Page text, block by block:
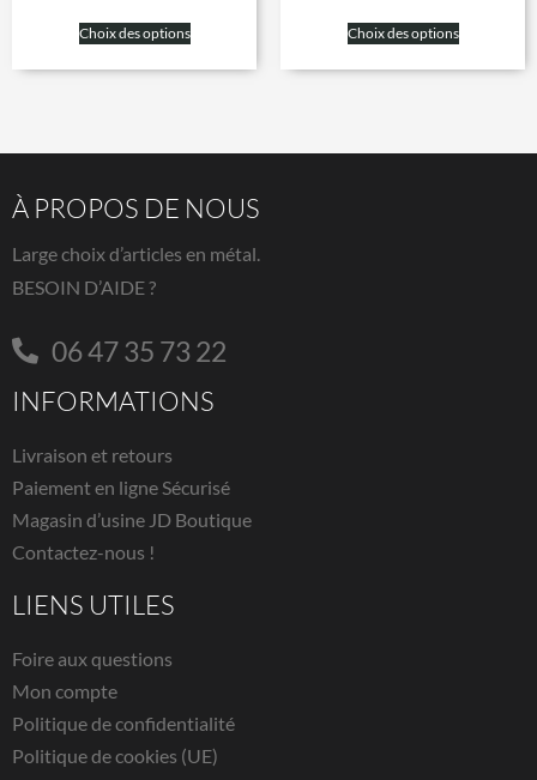
Choix des options Choix des options
À PROPOS DE NOUS
Large choix d’articles en métal.
BESOIN D’AIDE ?
06 47 35 73 22
INFORMATIONS
Livraison et retours
Paiement en ligne Sécurisé
Magasin d’usine JD Boutique
Contactez-nous !
LIENS UTILES
Foire aux questions
Mon compte
Politique de confidentialité
Politique de cookies (UE)